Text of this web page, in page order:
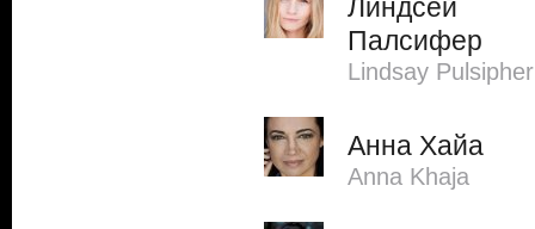
Линдсей
Палсифер
Lindsay Pulsipher
Анна Хайа
Anna Khaja